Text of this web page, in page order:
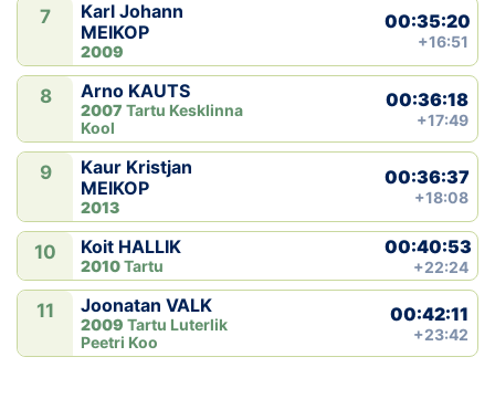
7
Karl Johann
MEIKOP
2009
00:35:20
+16:51
8 Arno KAUTS
2007 Tartu Kesklinna
Kool
00:36:18
+17:49
9
Kaur Kristjan
MEIKOP
2013
00:36:37
+18:08
10 Koit HALLIK
2010Tartu
00:40:53
+22:24
11 Joonatan VALK
2009 Tartu Luterlik
Peetri Koo
00:42:11
+23:42